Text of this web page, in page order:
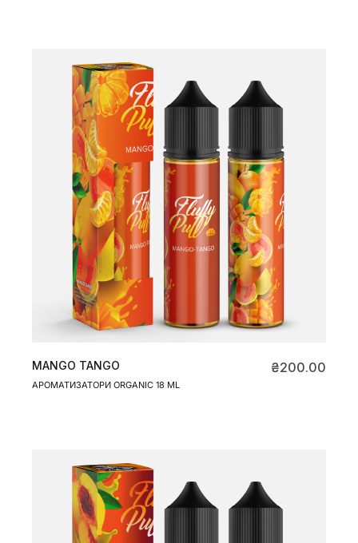
MANGO TANGO
АРОМАТИЗАТОРИ ORGANIC 18 ML
₴200.00